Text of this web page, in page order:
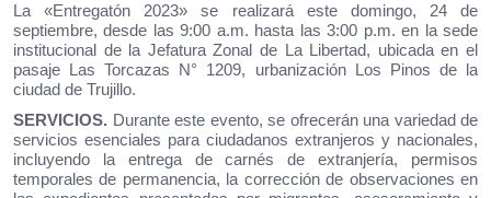
La «Entregatón 2023» se realizará este domingo, 24 de
septiembre, desde las 9:00 a.m. hasta las 3:00 p.m. en la sede
institucional de la Jefatura Zonal de La Libertad, ubicada en el
pasaje Las Torcazas N° 1209, urbanización Los Pinos de la
ciudad de Trujillo.
SERVICIOS. Durante este evento, se ofrecerán una variedad de
servicios esenciales para ciudadanos extranjeros y nacionales,
incluyendo la entrega de carnés de extranjería, permisos
temporales de permanencia, la corrección de observaciones en